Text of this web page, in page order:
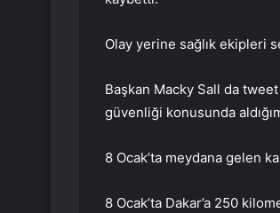
Olay yerine sağlık ekipleri
Başkan Macky Sall da
güvenliği konusunda
8 Ocak’ta meydana gelen
8 Ocak’ta Dakar’a 250